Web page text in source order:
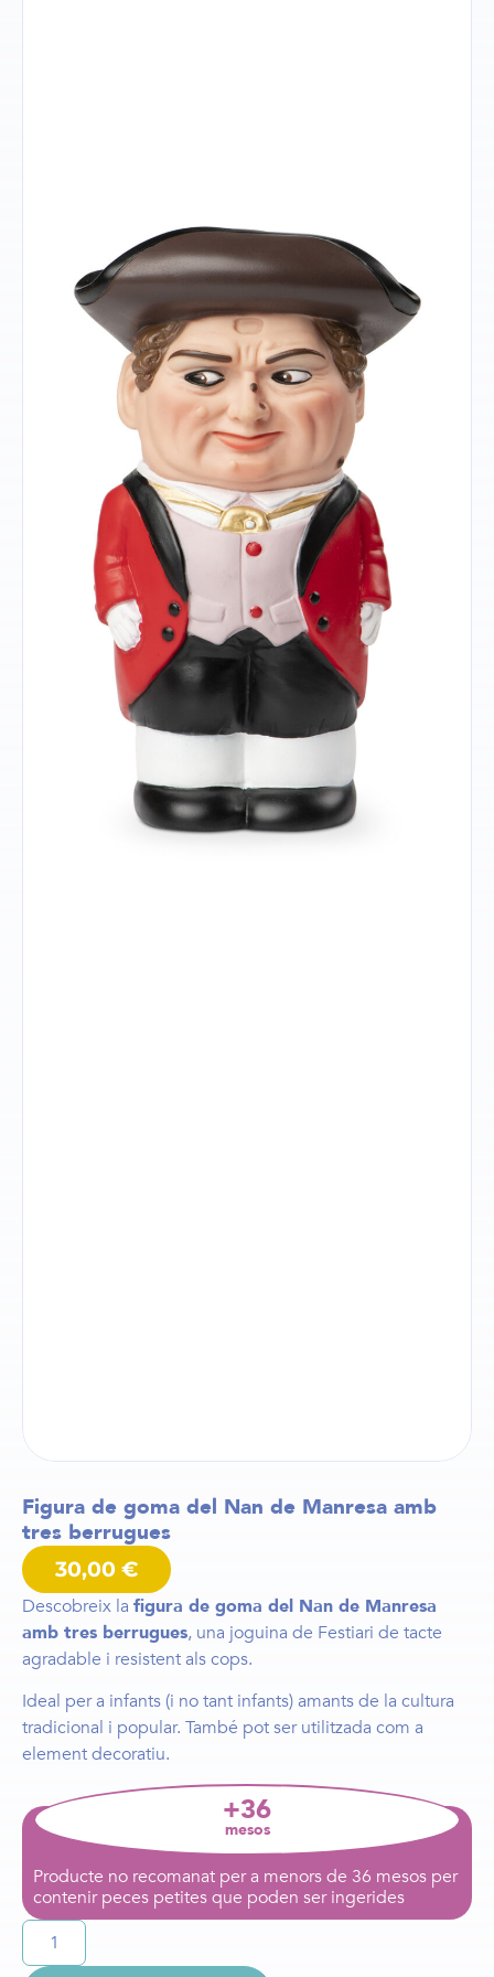
Figura de goma del Nan de Manresa amb
tres berrugues
30,00 €
Descobreix la figura de goma del Nan de Manresa
amb tres berrugues, una joguina de Festiari de tacte
agradable i resistent als cops.
Ideal per a infants (i no tant infants) amants de la cultura
tradicional i popular. També pot ser utilitzada com a
element decoratiu.
+36
mesos
Producte no recomanat per a menors de 36 mesos per
contenir peces petites que poden ser ingerides